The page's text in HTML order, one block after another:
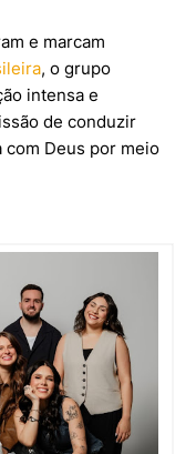
e marcam
, o grupo
intensa e
de conduzir
com Deus por meio